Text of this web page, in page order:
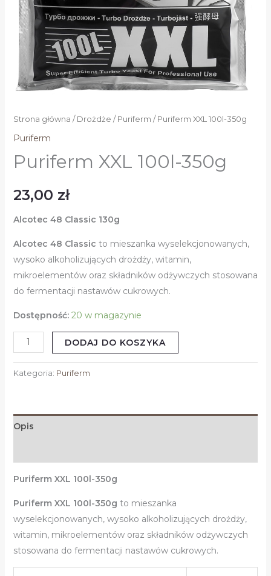
Strona główna / Drożdże / Puriferm / Puriferm XXL 100l-350g
Puriferm
Puriferm XXL 100l-350g
23,00 zł
Alcotec 48 Classic 130g
Alcotec 48 Classic to mieszanka wyselekcjonowanych,
wysoko alkoholizujących drożdży, witamin,
mikroelementów oraz składników odżywczych stosowana
do fermentacji nastawów cukrowych.
Dostępność: 20 w magazynie
DODAJ DO KOSZYKA
Kategoria: Puriferm
Opis
Puriferm XXL 100l-350g
Puriferm XXL 100l-350g to mieszanka
wyselekcjonowanych, wysoko alkoholizujących drożdży,
witamin, mikroelementów oraz składników odżywczych
stosowana do fermentacji nastawów cukrowych.